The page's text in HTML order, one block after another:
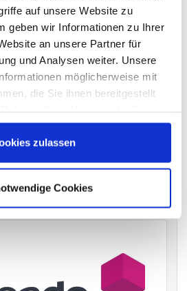
auf unsere Website zu
geben wir Informationen zu Ihrer
an unsere Partner für
und Analysen weiter. Unsere
möglicherweise mit
die Sie ihnen bereitgestellt
zulassen
Cookies
auf sämtlichen
in Deutschland.
Termine